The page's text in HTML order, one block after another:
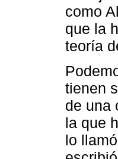
como
que la
teoría
tienen
de una
la que
lo